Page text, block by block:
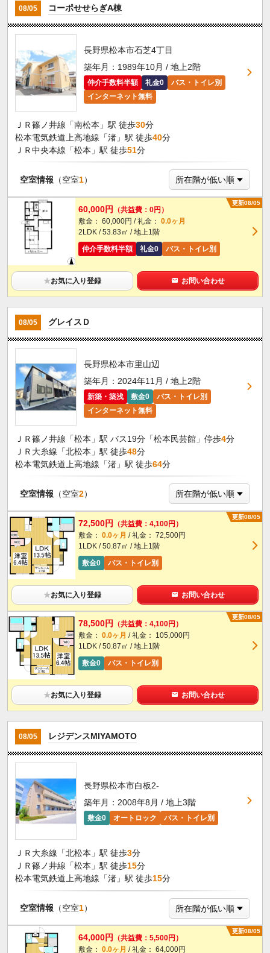
08/05 コーポせせらぎA棟
長野県松本市石芝4丁目
築年月：1989年10月 / 地上2階
仲介手数料半額 礼金0
バス・トイレ別
インターネット無料
ＪＲ篠ノ井線「南松本」駅 徒歩30分
松本電気鉄道上高地線「渚」駅 徒歩40分
ＪＲ中央本線「松本」駅 徒歩51分
空室情報 （空室1）
更新08/05
60,000円
（共益費：0円）
敷金： 60,000円 / 礼金： 0.0ヶ月
2LDK / 53.83㎡ / 地上1階
仲介手数料半額
礼金0 バス・トイレ別
★お気に入り登録 お問い合わせ
08/05 グレイスＤ
長野県松本市里山辺
築年月：2024年11月 / 地上2階
新築・築浅 敷金0
バス・トイレ別
インターネット無料
ＪＲ篠ノ井線「松本」駅 バス19分「松本民芸館」停歩4分
ＪＲ大糸線「北松本」駅 徒歩48分
松本電気鉄道上高地線「渚」駅 徒歩64分
空室情報 （空室2）
更新08/05
72,500円
（共益費：4,100円）
敷金： 0.0ヶ月 / 礼金： 72,500円
1LDK / 50.87㎡ / 地上1階
敷金0
バス・トイレ別
★お気に入り登録 お問い合わせ
更新08/05
78,500円
（共益費：4,100円）
敷金： 0.0ヶ月 / 礼金： 105,000円
1LDK / 50.87㎡ / 地上1階
敷金0
バス・トイレ別
★お気に入り登録 お問い合わせ
08/05 レジデンスMIYAMOTO
長野県松本市白板2-
築年月：2008年8月 / 地上3階
敷金0 オートロック バス・トイレ別
ＪＲ大糸線「北松本」駅 徒歩3分
ＪＲ篠ノ井線「松本」駅 徒歩15分
松本電気鉄道上高地線「渚」駅 徒歩15分
空室情報 （空室1）
更新08/05
64,000円
（共益費：5,500円）
敷金： 0.0ヶ月 / 礼金： 64,000円